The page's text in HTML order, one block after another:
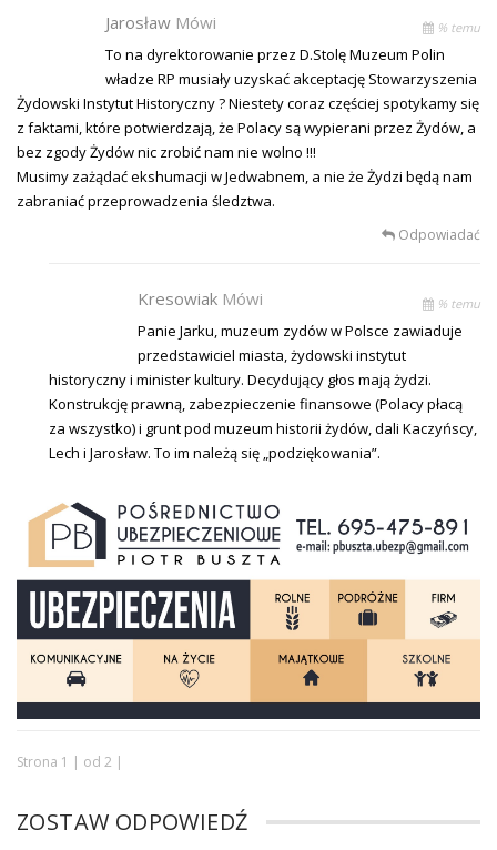
Jarosław Mówi % temu
To na dyrektorowanie przez D.Stolę Muzeum Polin
władze RP musiały uzyskać akceptację Stowarzyszenia
Żydowski Instytut Historyczny ? Niestety coraz częściej spotykamy się
z faktami, które potwierdzają, że Polacy są wypierani przez Żydów, a
bez zgody Żydów nic zrobić nam nie wolno !!!
Musimy zażądać ekshumacji w Jedwabnem, a nie że Żydzi będą nam
zabraniać przeprowadzenia śledztwa.
Odpowiadać
Kresowiak Mówi % temu
Panie Jarku, muzeum zydów w Polsce zawiaduje
przedstawiciel miasta, żydowski instytut
historyczny i minister kultury. Decydujący głos mają żydzi.
Konstrukcję prawną, zabezpieczenie finansowe (Polacy płacą
za wszystko) i grunt pod muzeum historii żydów, dali Kaczyńscy,
Lech i Jarosław. To im należą się „podziękowania”.
Strona 1 | od 2 |
ZOSTAW ODPOWIEDŹ